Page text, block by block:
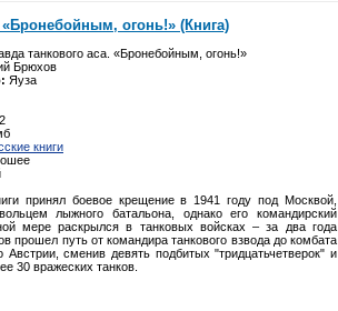
огонь!» (Книга)
танкового аса. «Бронебойным, огонь!»
Брюхов
Яуза
книги
принял боевое крещение в 1941 году под Москвой,
лыжного батальона, однако его командирский
мере раскрылся в танковых войсках – за два года
прошел путь от командира танкового взвода до комбата
Австрии, сменив девять подбитых "тридцатьчетверок" и
30 вражеских танков.